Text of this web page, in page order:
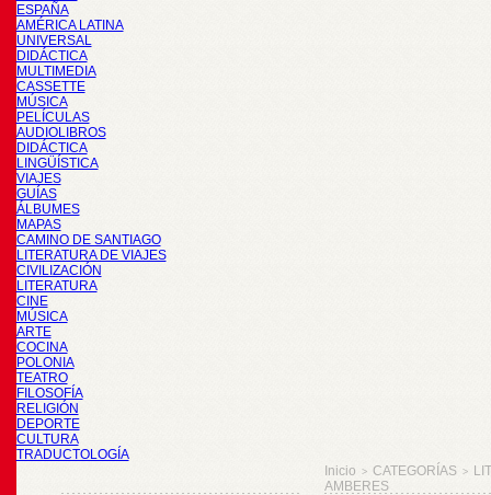
ESPAÑA
AMÉRICA LATINA
UNIVERSAL
DIDÁCTICA
MULTIMEDIA
CASSETTE
MÚSICA
PELÍCULAS
AUDIOLIBROS
DIDÁCTICA
LINGÜÍSTICA
VIAJES
GUÍAS
ÁLBUMES
MAPAS
CAMINO DE SANTIAGO
LITERATURA DE VIAJES
CIVILIZACIÓN
LITERATURA
CINE
MÚSICA
ARTE
COCINA
POLONIA
TEATRO
FILOSOFÍA
RELIGIÓN
DEPORTE
CULTURA
TRADUCTOLOGÍA
Inicio > CATEGORÍAS >
AMBERES